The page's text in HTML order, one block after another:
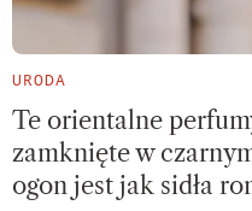
URODA
Te orientalne
zamknięte w
ogon jest jak sidła